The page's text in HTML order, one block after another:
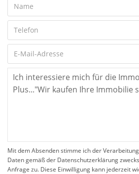
Mit dem Absenden stimme ich der
Daten gemäß der Datenschutzerklärung
Anfrage zu. Diese Einwilligung kann jederzeit